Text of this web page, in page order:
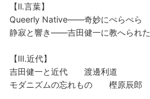
【Ⅱ.言葉】
Queerly Native——奇妙にぺらぺ
静寂と響き——吉田健一に教へら
【Ⅲ.近代】
吉田健一と近代 渡邊利道
モダニズムの忘れもの 樫原辰郎